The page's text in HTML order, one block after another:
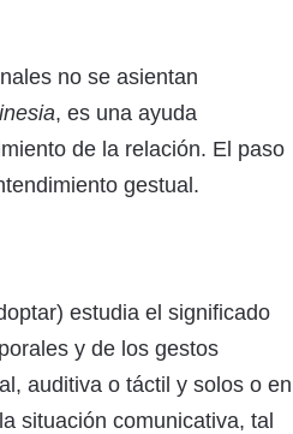
no se asientan
, es una ayuda
de la relación. El paso
gestual.
estudia el significado
y de los gestos
auditiva o táctil y solos o en
situación comunicativa, tal